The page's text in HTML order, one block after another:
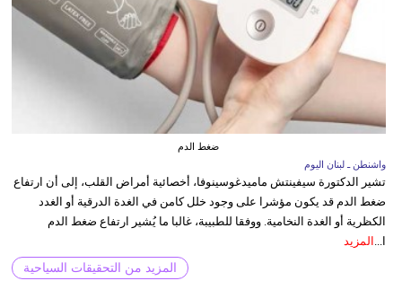
ضغط الدم
واشنطن ـ لبنان اليوم
تشير الدكتورة سيفينتش ماميدغوسينوفا، أخصائية أمراض القلب، إلى أن ارتفاع
ضغط الدم قد يكون مؤشرا على وجود خلل كامن في الغدة الدرقية أو الغدد
الكظرية أو الغدة النخامية. ووفقا للطبيبة، غالبا ما يُشير ارتفاع ضغط الدم
ا... المزيد
المزيد من التحقيقات السياحية